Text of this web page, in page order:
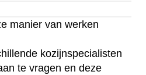
manier van werken
kozijnspecialisten
te vragen en deze